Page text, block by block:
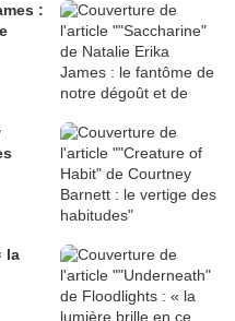
:
la